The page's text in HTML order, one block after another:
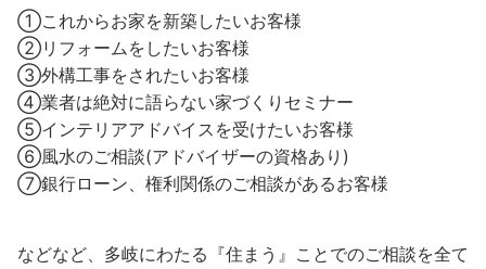
①これからお家を新築したいお客様
②リフォームをしたいお客様
③外構工事をされたいお客様
④業者は絶対に語らない家づくりセミナー
⑤インテリアアドバイスを受けたいお客様
⑥風水のご相談(アドバイザーの資格あり)
⑦銀行ローン、権利関係のご相談があるお客様
などなど、多岐にわたる『住まう』ことでのご相談を全て